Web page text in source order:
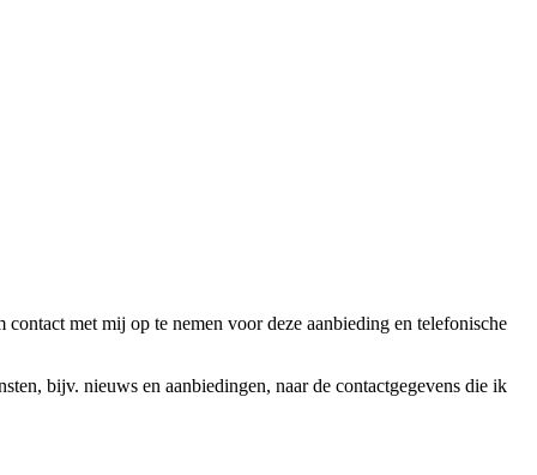
met mij op te nemen voor deze aanbieding en telefonische
bijv. nieuws en aanbiedingen, naar de contactgegevens die ik